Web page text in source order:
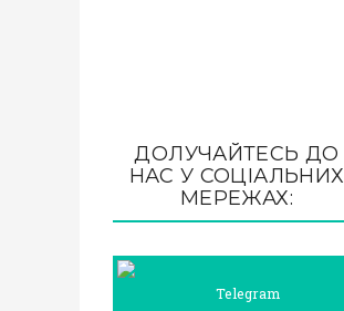
ДОЛУЧАЙТЕСЬ ДО
НАС У СОЦІАЛЬНИХ
МЕРЕЖАХ:
Telegram